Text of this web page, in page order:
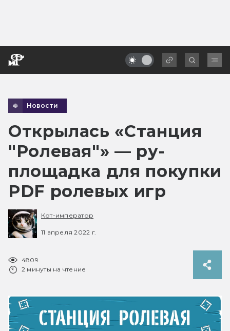
Новости
Открылась «Станция
"Ролевая"» — ру-
площадка для покупки
PDF ролевых игр
Кот-император
11 апреля 2022 г.
4809
2 минуты на чтение